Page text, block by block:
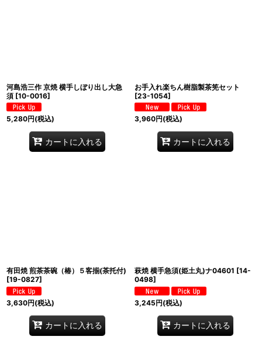
河島浩三作 京焼 横手しぼり出し大急
須 [10-0016]
5,280円(税込)
カートに入れる
お手入れ楽ちん樹脂製茶筅セット
[23-1054]
3,960円(税込)
カートに入れる
有田焼 煎茶茶碗（椿）５客揃(茶托付)
[19-0827]
3,630円(税込)
カートに入れる
萩焼 横手急須(姫土丸)ナ04601 [14-
0498]
3,245円(税込)
カートに入れる